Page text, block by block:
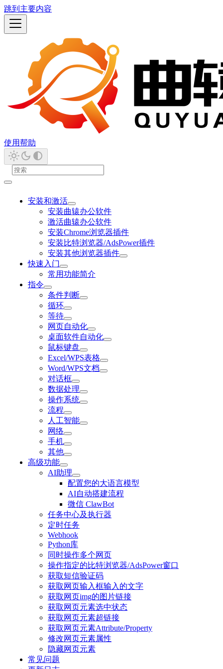
跳到主要内容
使用帮助
安装和激活
安装曲辕办公软件
激活曲辕办公软件
安装Chrome浏览器插件
安装比特浏览器/AdsPower插件
安装其他浏览器插件
快速入门
常用功能简介
指令
条件判断
循环
等待
网页自动化
桌面软件自动化
鼠标键盘
Excel/WPS表格
Word/WPS文档
对话框
数据处理
操作系统
流程
人工智能
网络
手机
其他
高级功能
AI助理
配置您的大语言模型
AI自动搭建流程
微信 ClawBot
任务中心及执行器
定时任务
Webhook
Python库
同时操作多个网页
操作指定的比特浏览器/AdsPower窗口
获取短信验证码
获取网页输入框输入的文字
获取网页img的图片链接
获取网页元素选中状态
获取网页元素超链接
获取网页元素Attribute/Property
修改网页元素属性
隐藏网页元素
常见问题